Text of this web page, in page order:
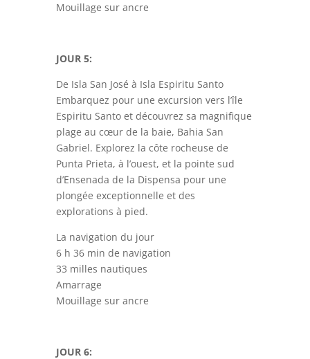
Mouillage sur ancre
JOUR 5:
De Isla San José à Isla Espiritu Santo
Embarquez pour une excursion vers l’île
Espiritu Santo et découvrez sa magnifique
plage au cœur de la baie, Bahia San
Gabriel. Explorez la côte rocheuse de
Punta Prieta, à l’ouest, et la pointe sud
d’Ensenada de la Dispensa pour une
plongée exceptionnelle et des
explorations à pied.
La navigation du jour
6 h 36 min de navigation
33 milles nautiques
Amarrage
Mouillage sur ancre
JOUR 6: